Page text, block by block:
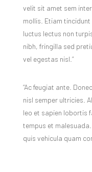
velit sit amet sem
mollis. Etiam
luctus lectus non
nibh, fringilla sed
vel egestas nisl.”
“Ac feugiat ante.
nisl semper ultricies.
leo et sapien lobortis
tempus et
quis vehicula quam